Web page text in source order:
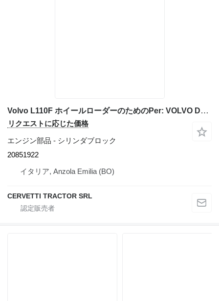
Volvo L110F ホイールローダーのためのPer: VOLVO D7E D7ELBE3 Monoblocco 20851922 シリンダブロック
リクエストに応じた価格
エンジン部品 - シリンダブロック
20851922
イタリア, Anzola Emilia (BO)
CERVETTI TRACTOR SRL